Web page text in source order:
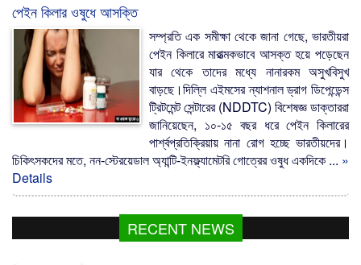
পেইন কিলার ওষুধে আসক্তি
সম্প্রতি এক সমীক্ষা থেকে জানা গেছে, ভারতীয়রা
পেইন কিলারে মারাত্মকভাবে আসক্ত হয়ে পড়েছেন
যার থেকে তাদের মধ্যে নানারকম অসুখবিসুখ
বাড়ছে।দিল্লি এইমসের ন্যাশনাল ড্রাগ ডিপেন্ডেন্স
ট্রিটমেন্ট সেন্টারের (NDDTC) বিশেষজ্ঞ ডাক্তাররা
জানিয়েছেন, ১০-১৫ বছর ধরে পেইন কিলারের
পার্শ্বপ্রতিক্রিয়ায় নানা রোগ হচ্ছে ভারতীয়দের।
চিকিৎসকদের মতে, নন-স্টেরয়েডাল অ্যান্টি-ইনফ্ল্যামেটরি গোত্রের ওষুধ একদিকে ... »
Details
RECENT NEWS